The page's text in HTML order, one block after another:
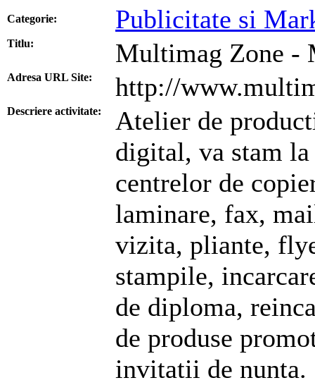
Categorie: Publicitate si
Titlu: Multimag Zone -
Adresa URL Site: http://
Descriere activitate:
Atelier de
digital, va stam
centrelor de
laminare, fax,
vizita, pliante,
stampile,
de diploma,
de produse
invitatii de nunta.